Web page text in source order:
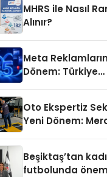
MHRS ile Nasıl
Alınır?
Meta
Dönem: Türkiye
Oto Ekspertiz
Yeni Dönem:
Beşiktaş’tan
futbolunda